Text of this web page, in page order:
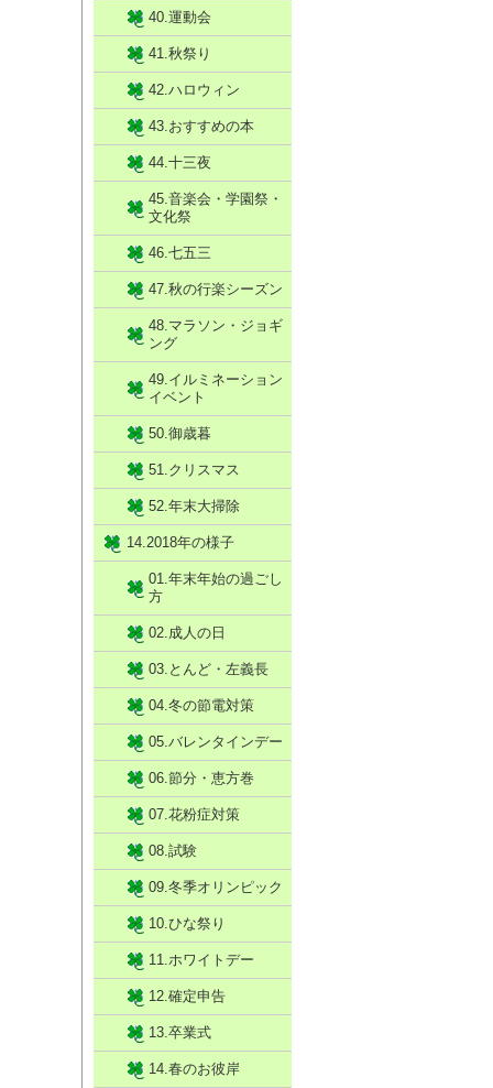
40.運動会
41.秋祭り
42.ハロウィン
43.おすすめの本
44.十三夜
45.音楽会・学園祭・
文化祭
46.七五三
47.秋の行楽シーズン
48.マラソン・ジョギ
ング
49.イルミネーション
イベント
50.御歳暮
51.クリスマス
52.年末大掃除
14.2018年の様子
01.年末年始の過ごし
方
02.成人の日
03.とんど・左義長
04.冬の節電対策
05.バレンタインデー
06.節分・恵方巻
07.花粉症対策
08.試験
09.冬季オリンピック
10.ひな祭り
11.ホワイトデー
12.確定申告
13.卒業式
14.春のお彼岸